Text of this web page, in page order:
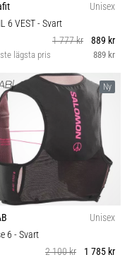
Unisex
6 VEST- Svart
1 777 kr
889 kr
lägsta pris 889 kr
Ny
Unisex
6 - Svart
2 100 kr
1 785 kr